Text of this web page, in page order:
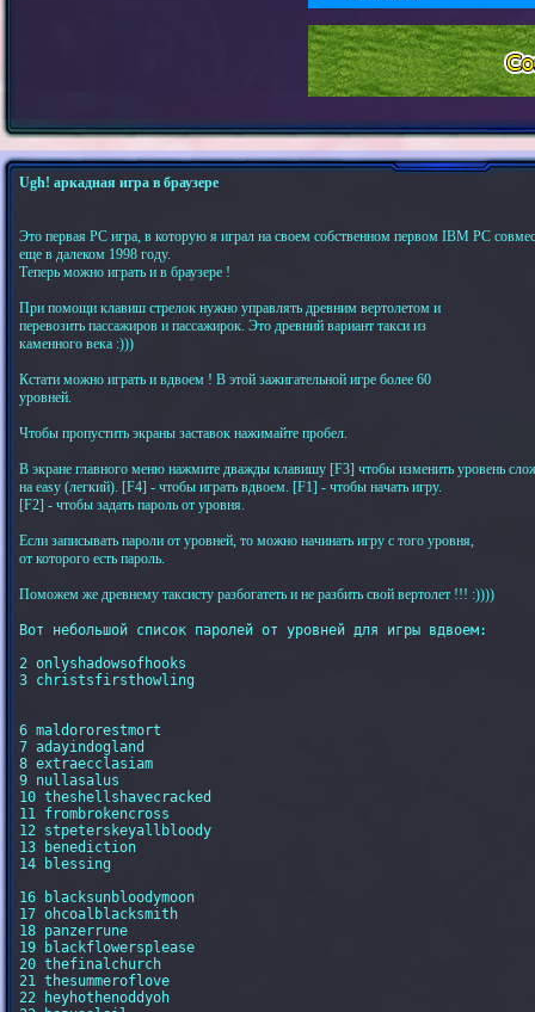
Ugh! аркадная игра в браузере
Это первая PC игра, в которую я играл на своем собственном первом IBM PC
еще в далеком 1998 году.
Теперь можно играть и в браузере !
При помощи клавиш стрелок нужно управлять древним вертолетом и
перевозить пассажиров и пассажирок. Это древний вариант такси из
каменного века :)))
Кстати можно играть и вдвоем ! В этой зажигательной игре более 60
уровней.
Чтобы пропустить экраны заставок нажимайте пробел.
В экране главного меню нажмите дважды клавишу [F3] чтобы изменить уровень
на easy (легкий). [F4] - чтобы играть вдвоем. [F1] - чтобы начать игру.
[F2] - чтобы задать пароль от уровня.
Если записывать пароли от уровней, то можно начинать игру с того уровня,
от которого есть пароль.
Поможем же древнему таксисту разбогатеть и не разбить свой вертолет !!! :))))
Вот небольшой список паролей от уровней для игры вдвоем:
2 onlyshadowsofhooks
3 christsfirsthowling
6 maldororestmort
7 adayindogland
8 extraecclasiam
9 nullasalus
10 theshellshavecracked
11 frombrokencross
12 stpeterskeyallbloody
13 benediction
14 blessing
16 blacksunbloodymoon
17 ohcoalblacksmith
18 panzerrune
19 blackflowersplease
20 thefinalchurch
21 thesummeroflove
22 heyhothenoddyoh